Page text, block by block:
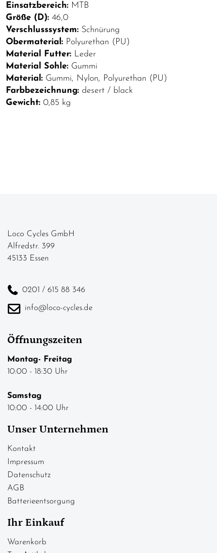
Einsatzbereich: MTB
Größe (D): 46,0
Verschlusssystem: Schnürung
Obermaterial: Polyurethan (PU)
Material Futter: Leder
Material Sohle: Gummi
Material: Gummi, Nylon, Polyurethan (PU)
Farbbezeichnung: desert / black
Gewicht: 0,85 kg
Loco Cycles GmbH
Alfredstr. 399
45133 Essen
0201 / 615 88 346
info@loco-cycles.de
Öffnungszeiten
Montag- Freitag
10:00 - 18:30 Uhr
Samstag
10:00 - 14:00 Uhr
Unser Unternehmen
Kontakt
Impressum
Datenschutz
AGB
Batterieentsorgung
Ihr Einkauf
Warenkorb